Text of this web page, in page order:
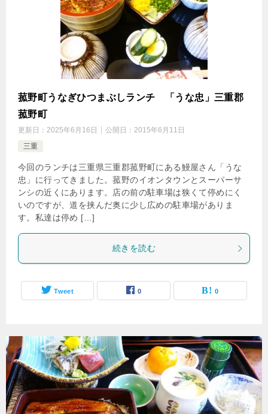
菰野町うなぎひつまぶしランチ 「うな忠」三重郡
菰野町
更新日： 2025年6月16日 公開日： 2015年6月11日
三重
今回のランチは三重県三重郡菰野町にある鰻屋さん「うな
忠」に行ってきました。菰野のイオンタウンとスーパーサ
ンシの近くにあります。店の前の駐車場は狭くて停めにく
いのですが、道を挟んだ奥に少し広めの駐車場がありま
す。私達は停め […]
続きを読む
Tweet 0 0